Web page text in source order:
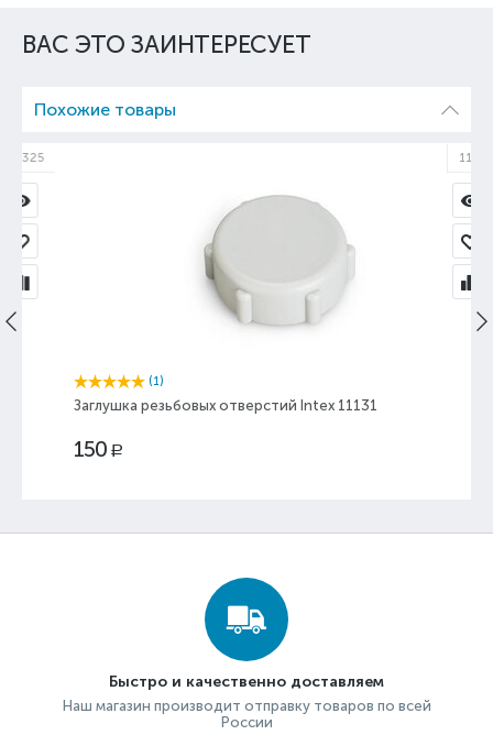
ВАС ЭТО ЗАИНТЕРЕСУЕТ
Похожие товары
(1)
Заглушка резьбовых отверстий Intex 11131
Р
Быстро и качественно доставляем
Наш магазин производит отправку товаров по всей
России